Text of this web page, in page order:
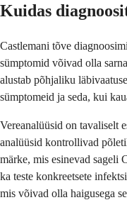
Kuidas
Castlemani tõve
sümptomid võivad olla
alustab põhjaliku
sümptomeid ja seda, kui
Vereanalüüsid on tavaliselt
analüüsid kontrollivad
märke, mis esinevad sageli
ka teste konkreetsete
mis võivad olla haigusega